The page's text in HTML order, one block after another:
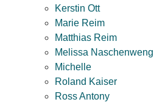
Kerstin Ott
Marie Reim
Matthias Reim
Melissa Naschenweng
Michelle
Roland Kaiser
Ross Antony